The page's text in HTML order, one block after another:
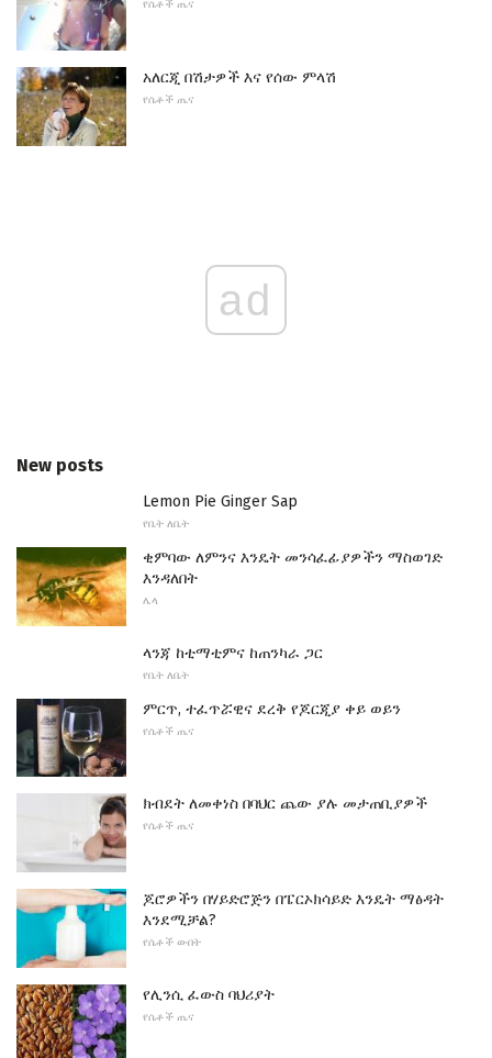
የሴቶች ጤና
አለርጂ በሽታዎች እና የሰው ምላሽ
የሴቶች ጤና
ad
New posts
Lemon Pie Ginger Sap
የቤት ለቤት
ቂምባው ለምንና እንዴት መንሳፈፊያዎችን ማስወገድ
እንዳለበት
ሌላ
ላንጃ ከቲማቲምና ከጠንካራ ጋር
የቤት ለቤት
ምርጥ, ተፈጥሯዊና ደረቅ የጆርጂያ ቀይ ወይን
የሴቶች ጤና
ክብደት ለመቀነስ በባህር ጨው ያሉ መታጠቢያዎች
የሴቶች ጤና
ጆሮዎችን በሃይድሮጅን በፔርኦክሳይድ እንዴት ማፅዳት
እንደሚቻል?
የሴቶች ውበት
የሊንሲ ፈውስ ባህሪያት
የሴቶች ጤና